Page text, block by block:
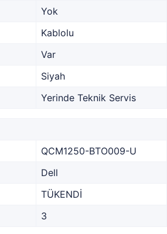
Yok
Kablolu
Var
Siyah
Yerinde Teknik Servis
QCM1250-BTO009-U
Dell
TÜKENDİ
3